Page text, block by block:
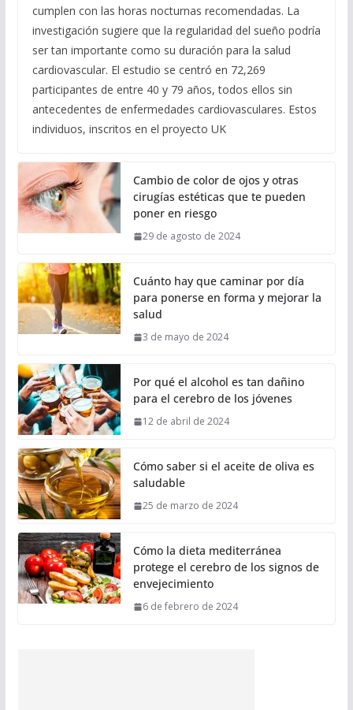
cumplen con las horas nocturnas recomendadas. La
investigación sugiere que la regularidad del sueño podría
ser tan importante como su duración para la salud
cardiovascular. El estudio se centró en 72,269
participantes de entre 40 y 79 años, todos ellos sin
antecedentes de enfermedades cardiovasculares. Estos
individuos, inscritos en el proyecto UK
Cambio de color de ojos y otras
cirugías estéticas que te pueden
poner en riesgo
29 de agosto de 2024
Cuánto hay que caminar por día
para ponerse en forma y mejorar la
salud
3 de mayo de 2024
Por qué el alcohol es tan dañino
para el cerebro de los jóvenes
12 de abril de 2024
Cómo saber si el aceite de oliva es
saludable
25 de marzo de 2024
Cómo la dieta mediterránea
protege el cerebro de los signos de
envejecimiento
6 de febrero de 2024